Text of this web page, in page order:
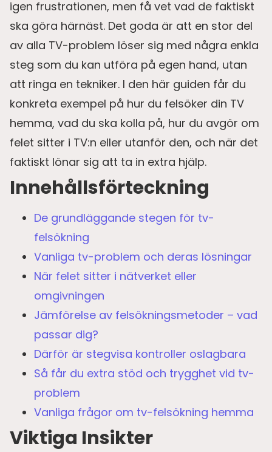
igen frustrationen, men få vet vad de faktiskt
ska göra härnäst. Det goda är att en stor del
av alla TV-problem löser sig med några enkla
steg som du kan utföra på egen hand, utan
att ringa en tekniker. I den här guiden får du
konkreta exempel på hur du felsöker din TV
hemma, vad du ska kolla på, hur du avgör om
felet sitter i TV:n eller utanför den, och när det
faktiskt lönar sig att ta in extra hjälp.
Innehållsförteckning
De grundläggande stegen för tv-
felsökning
Vanliga tv-problem och deras lösningar
När felet sitter i nätverket eller
omgivningen
Jämförelse av felsökningsmetoder – vad
passar dig?
Därför är stegvisa kontroller oslagbara
Så får du extra stöd och trygghet vid tv-
problem
Vanliga frågor om tv-felsökning hemma
Viktiga Insikter